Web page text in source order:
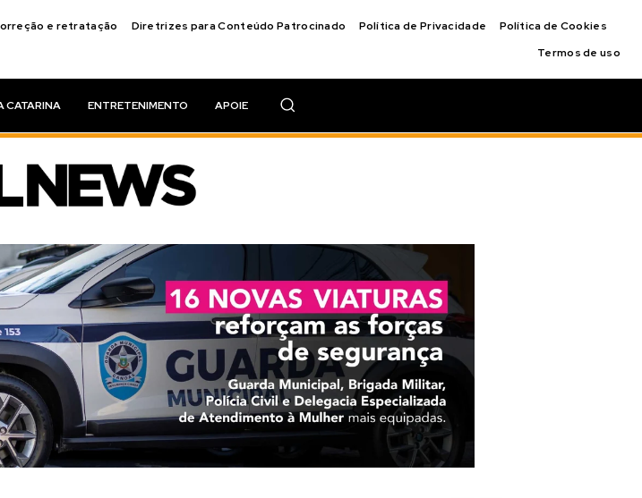
e retratação Diretrizes para Conteúdo Patrocinado Política de Privacidade
Política de Cookies
Termos de uso
CATARINA ENTRETENIMENTO APOIE